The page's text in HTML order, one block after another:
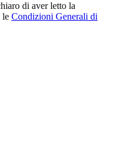
di aver letto la
le Condizioni Generali di